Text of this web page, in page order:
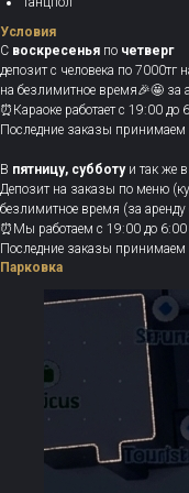
Условия
С воскресенья по четверг
депозит с человека по 7000тг
на безлимитное время🎉🤩 за
⏰Караоке работает с 19:00 до
Последние заказы принимаем
В пятницу, субботуи так же в
Депозит на заказы по меню
безлимитное время (за
⏰Мы работаем с 19:00 до
Последние заказы принимаем
Парковка